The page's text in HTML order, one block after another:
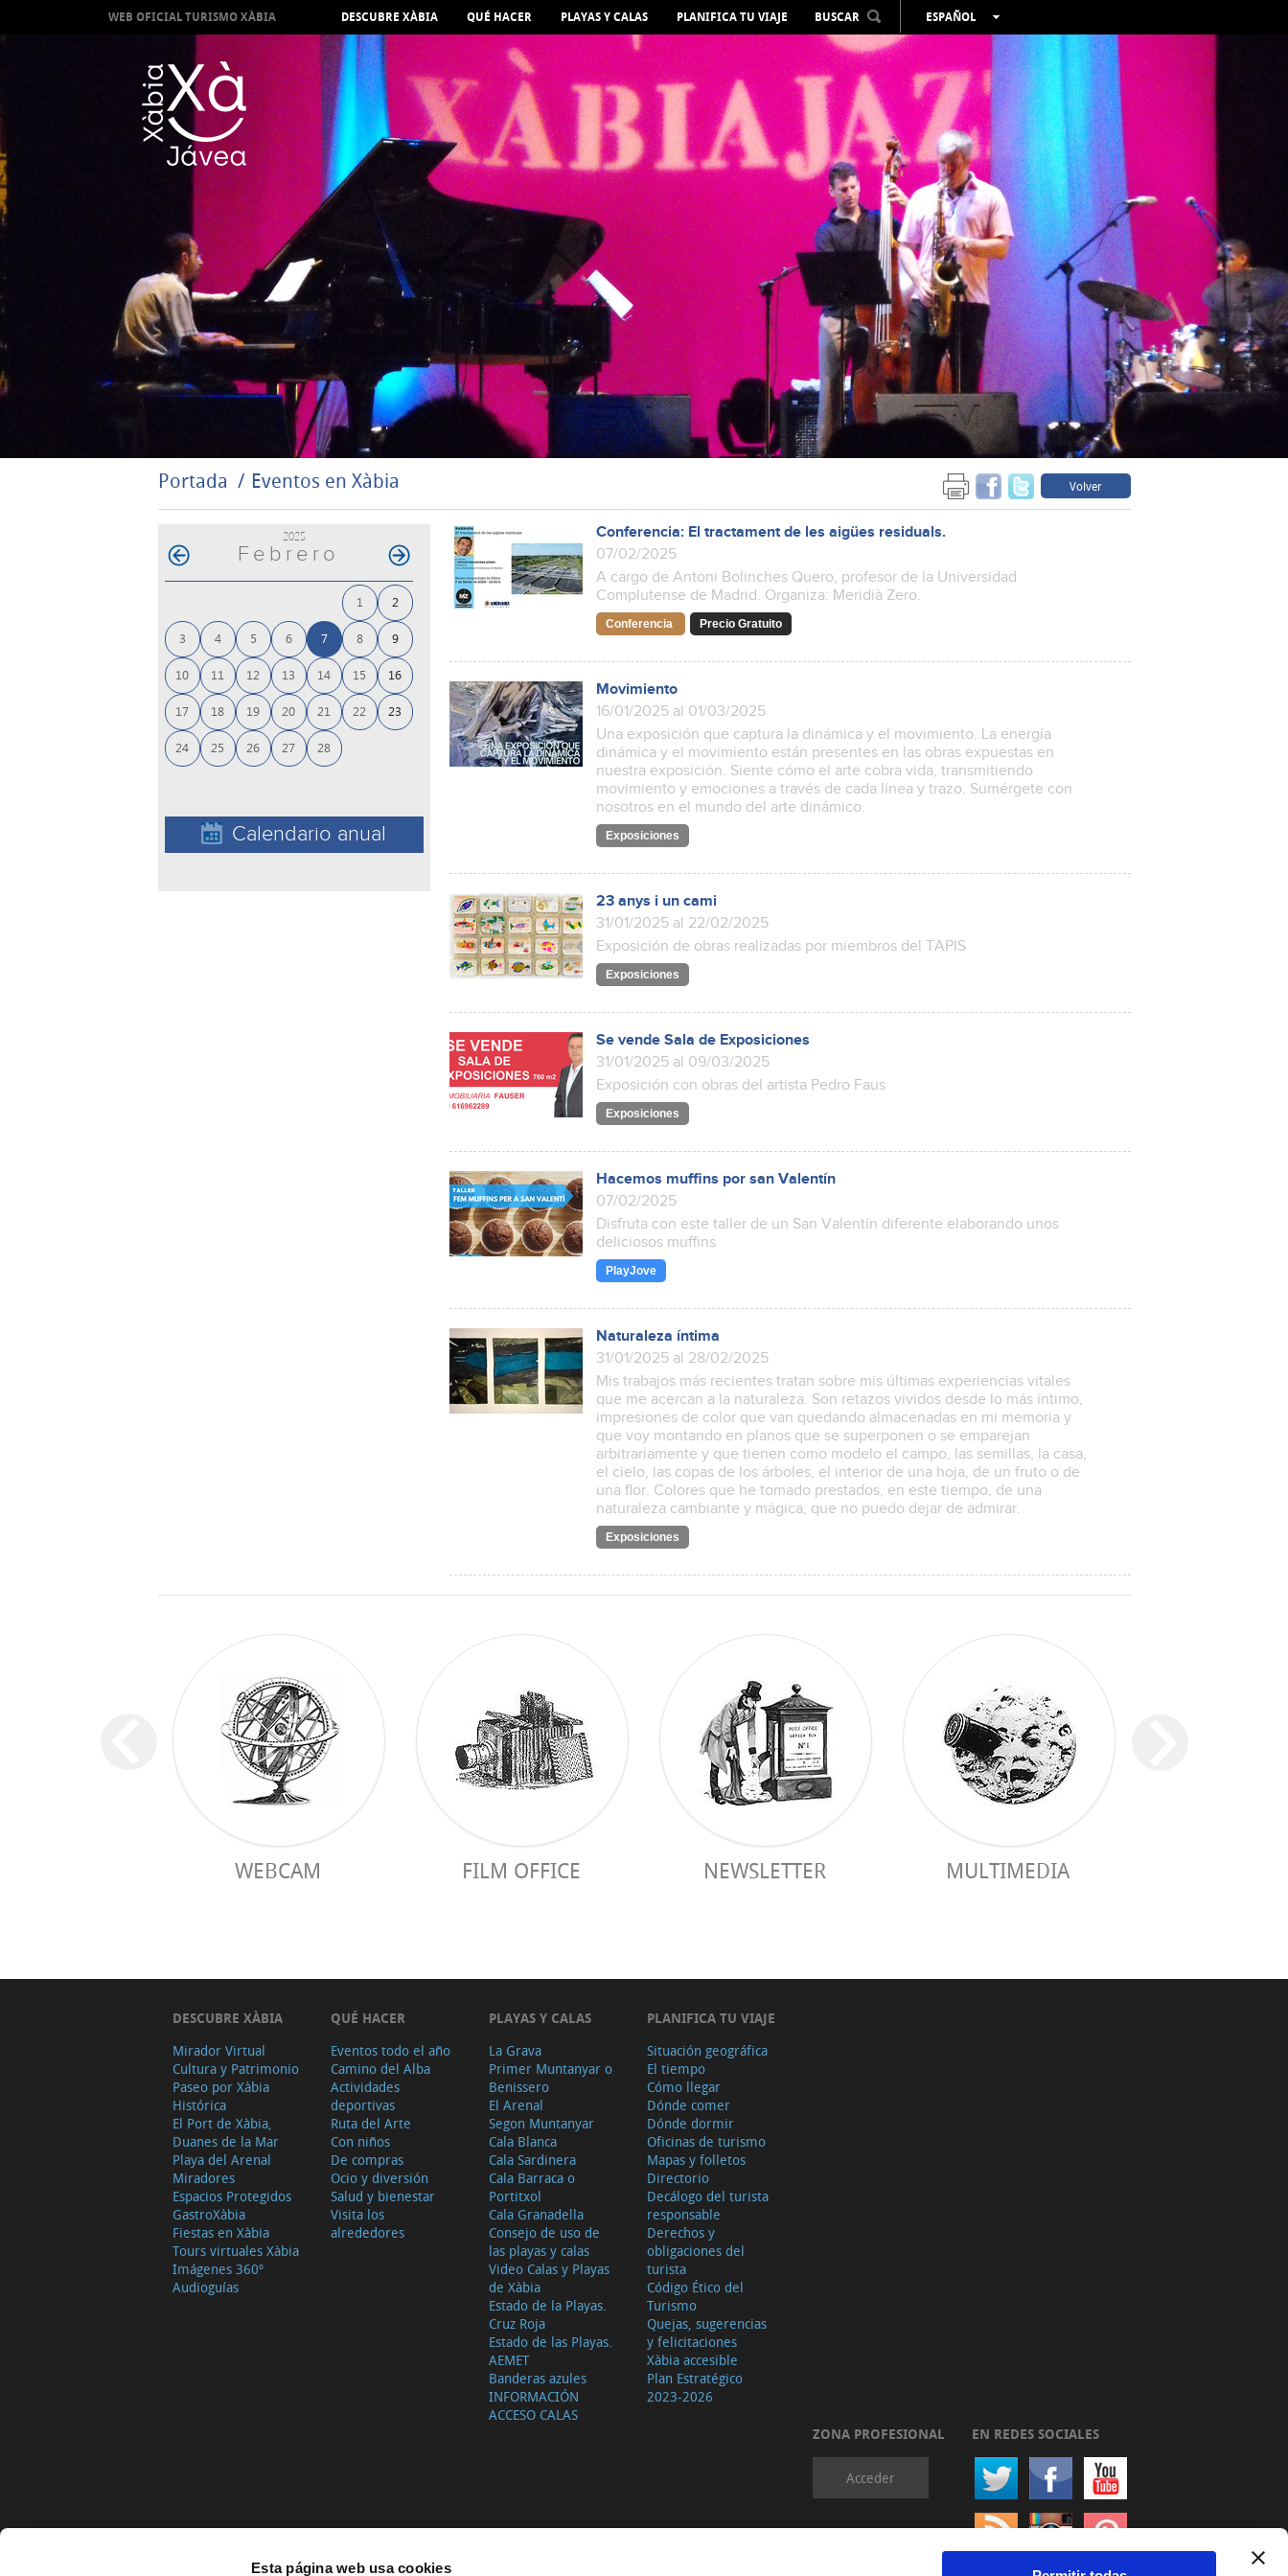
Esta página web usa cookies
WEB OFICIAL TURISMO XÀBIA DESCUBRE XÀBIA QUÉ HACER PLAYAS Y CALAS PLANIFICA TU VIAJE BUSCAR
ESPAÑOL
VALENCIÀ
ENGLISH
FRANÇAIS
DEUTSCH
РУССКИЙ
Portada Eventos en Xàbia Volver
2025
Febrero
1 2
3 4 5 6 7 8 9
10 11 12 13 14 15 16
17 18 19 20 21 22 23
24 25 26 27 28
Calendario anual
Conferencia: El tractament de les aigües residuals.
07/02/2025
A cargo de Antoni Bolinches Quero, profesor de la Universidad
Complutense de Madrid. Organiza: Meridià Zero.
Conferencia Precio Gratuito
Movimiento
16/01/2025 al 01/03/2025
Una exposición que captura la dinámica y el movimiento. La energía
dinámica y el movimiento están presentes en las obras expuestas en
nuestra exposición. Siente cómo el arte cobra vida, transmitiendo
movimiento y emociones a través de cada línea y trazo. Sumérgete con
nosotros en el mundo del arte dinámico.
Exposiciones
23 anys i un cami
31/01/2025 al 22/02/2025
Exposición de obras realizadas por miembros del TAPIS
Exposiciones
Se vende Sala de Exposiciones
31/01/2025 al 09/03/2025
Exposición con obras del artista Pedro Faus
Exposiciones
Hacemos muffins por san Valentín
07/02/2025
Disfruta con este taller de un San Valentín diferente elaborando unos
deliciosos muffins
PlayJove
Naturaleza íntima
31/01/2025 al 28/02/2025
Mis trabajos más recientes tratan sobre mis últimas experiencias vitales
que me acercan a la naturaleza. Son retazos vividos desde lo más íntimo,
impresiones de color que van quedando almacenadas en mi memoria y
que voy montando en planos que se superponen o se emparejan
arbitrariamente y que tienen como modelo el campo, las semillas, la casa,
el cielo, las copas de los árboles, el interior de una hoja, de un fruto o de
una flor. Colores que he tomado prestados, en este tiempo, de una
naturaleza cambiante y mágica, que no puedo dejar de admirar.
Exposiciones
WEBCAM FILM OFFICE NEWSLETTER MULTIMEDIA
DESCUBRE XÀBIA
Mirador Virtual
Cultura y Patrimonio
Paseo por Xàbia
Histórica
El Port de Xàbia,
Duanes de la Mar
Playa del Arenal
Miradores
Espacios Protegidos
GastroXàbia
Fiestas en Xàbia
Tours virtuales Xàbia
Imágenes 360º
Audioguías
QUÉ HACER
Eventos todo el año
Camino del Alba
Actividades
deportivas
Ruta del Arte
Con niños
De compras
Ocio y diversión
Salud y bienestar
Visita los
alrededores
PLAYAS Y CALAS
La Grava
Primer Muntanyar o
Benissero
El Arenal
Segon Muntanyar
Cala Blanca
Cala Sardinera
Cala Barraca o
Portitxol
Cala Granadella
Consejo de uso de
las playas y calas
Video Calas y Playas
de Xàbia
Estado de la Playas.
Cruz Roja
Estado de las Playas.
AEMET
Banderas azules
INFORMACIÓN
ACCESO CALAS
PLANIFICA TU VIAJE
Situación geográfica
El tiempo
Cómo llegar
Dónde comer
Dónde dormir
Oficinas de turismo
Mapas y folletos
Directorio
Decálogo del turista
responsable
Derechos y
obligaciones del
turista
Código Ético del
Turismo
Quejas, sugerencias
y felicitaciones
Xàbia accesible
Plan Estratégico
2023-2026
ZONA PROFESIONAL
Acceder
EN REDES SOCIALES